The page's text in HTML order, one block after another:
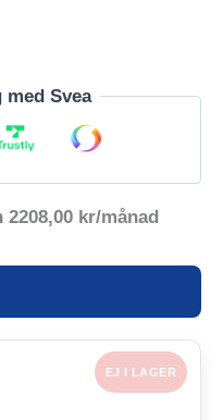
med Svea
2208,00 kr/månad
EJ I LAGER